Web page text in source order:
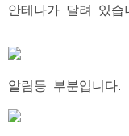
안테나가 달려 있습
알림등 부분입니다.